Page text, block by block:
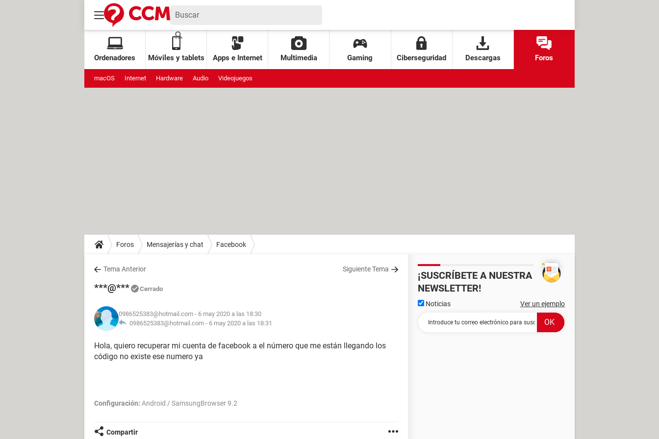
Ordenadores Móviles y tablets Apps e Internet Multimedia Gaming Ciberseguridad Descargas Foros
macOS Internet Hardware Audio Videojuegos
Foros Mensajerías y chat Facebook
Tema Anterior Siguiente Tema
***@*** Cerrado
0986525383@hotmail.com - 6 may 2020 a las 18:30
0986525383@hotmail.com - 6 may 2020 a las 18:31
Hola, quiero recuperar mi cuenta de facebook a el número que me están llegando los
código no existe ese numero ya
Configuración: Android / SamsungBrowser 9.2
Compartir
¡SUSCRÍBETE A NUESTRA
NEWSLETTER!
Noticias Ver un ejemplo